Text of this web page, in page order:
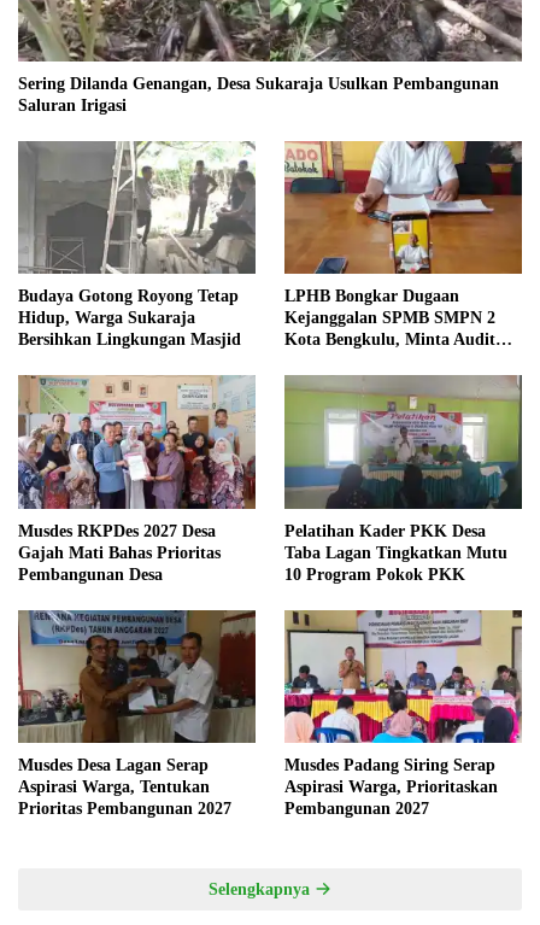
Sering Dilanda Genangan, Desa Sukaraja Usulkan Pembangunan
Saluran Irigasi
Budaya Gotong Royong Tetap
Hidup, Warga Sukaraja
Bersihkan Lingkungan Masjid
LPHB Bongkar Dugaan
Kejanggalan SPMB SMPN 2
Kota Bengkulu, Minta Audit
Musdes RKPDes 2027 Desa
Gajah Mati Bahas Prioritas
Pembangunan Desa
Pelatihan Kader PKK Desa
Taba Lagan Tingkatkan Mutu
10 Program Pokok PKK
Musdes Desa Lagan Serap
Aspirasi Warga, Tentukan
Prioritas Pembangunan 2027
Musdes Padang Siring Serap
Aspirasi Warga, Prioritaskan
Pembangunan 2027
Selengkapnya